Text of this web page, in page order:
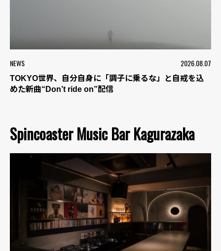
NEWS 2026.08.07
TOKYO世界、自分自身に「調子に乗るな」と自戒を込
めた新曲“Don’t ride on”配信
Spincoaster Music Bar Kagurazaka